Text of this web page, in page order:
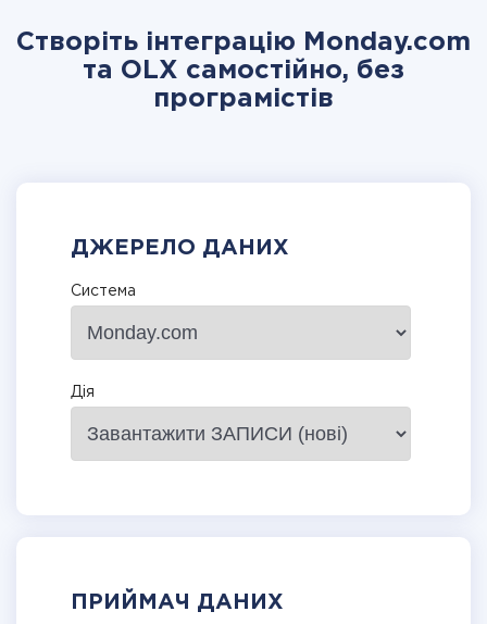
Створіть інтеграцію Monday.com
та OLX самостійно, без
програмістів
ДЖЕРЕЛО ДАНИХ
Система
Дія
ПРИЙМАЧ ДАНИХ